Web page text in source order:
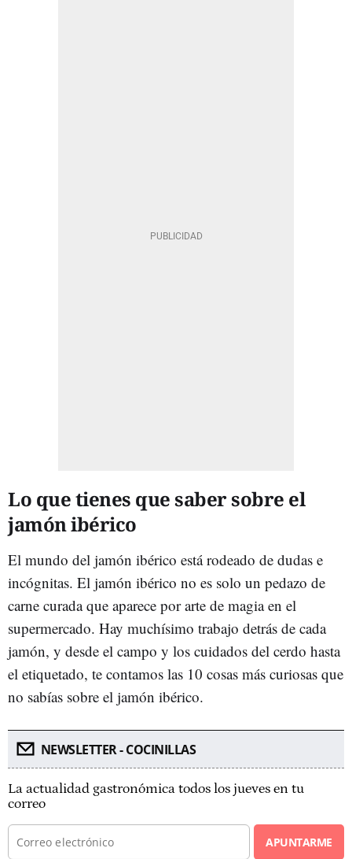
Lo que tienes que saber sobre el
jamón ibérico
El mundo del jamón ibérico está rodeado de dudas e
incógnitas. El jamón ibérico no es solo un pedazo de
carne curada que aparece por arte de magia en el
supermercado. Hay muchísimo trabajo detrás de cada
jamón, y desde el campo y los cuidados del cerdo hasta
el etiquetado, te contamos las 10 cosas más curiosas que
no sabías sobre el jamón ibérico.
NEWSLETTER - COCINILLAS
La actualidad gastronómica todos los jueves en tu
correo
APUNTARME